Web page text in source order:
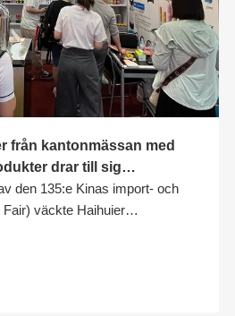
från kantonmässan med
drar till sig
win-win-samarbete inleder
den 135:e Kinas import- och
väckte Haihuier
utmärkta tjänster, och blev en
på mässan. Genom en